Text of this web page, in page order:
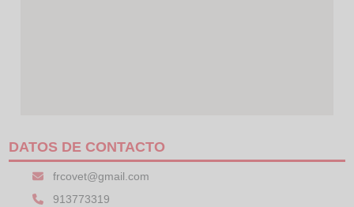
DATOS DE CONTACTO
frcovet@gmail.com
913773319